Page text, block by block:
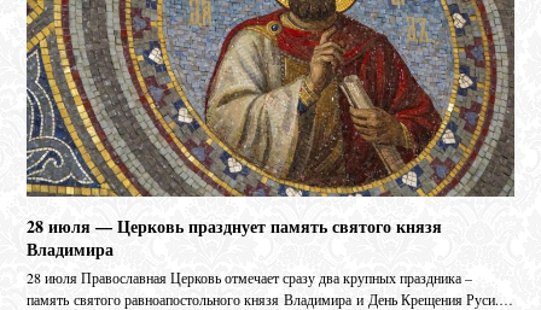
28 июля — Церковь празднует память святого князя
Владимира
28 июля Православная Церковь отмечает сразу два крупных праздника –
память святого равноапостольного князя Владимира и День Крещения Руси.…